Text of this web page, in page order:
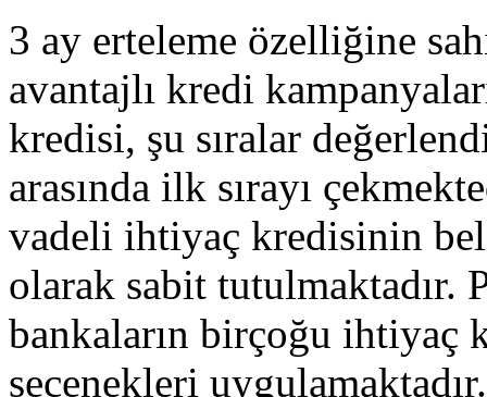
3 ay erteleme özelliğine
avantajlı kredi
kredisi, şu sıralar
arasında ilk sırayı
vadeli ihtiyaç kredisinin
olarak sabit
bankaların birçoğu ihtiyaç
seçenekleri